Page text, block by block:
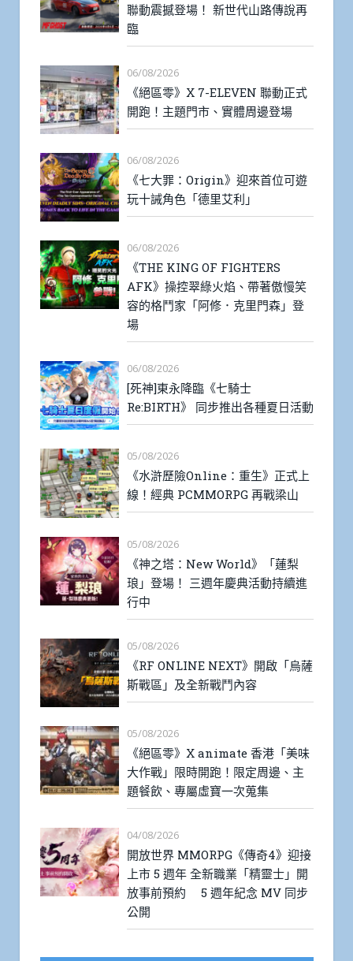
聯動震撼登場！ 新世代山路傳說再
臨
06/08/2026
《絕區零》X 7-ELEVEN 聯動正式
開跑！主題門市、實體周邊登場
06/08/2026
《七大罪：Origin》迎來首位可遊
玩十誡角色「德里艾利」
06/08/2026
《THE KING OF FIGHTERS
AFK》操控翠綠火焰、帶著傲慢笑
容的格鬥家「阿修．克里門森」登
場
06/08/2026
[死神]東永降臨《七騎士
Re:BIRTH》 同步推出各種夏日活動
05/08/2026
《水滸歷險Online：重生》正式上
線！經典 PCMMORPG 再戰梁山
05/08/2026
《神之塔：New World》「蓮梨
琅」登場！ 三週年慶典活動持續進
行中
05/08/2026
《RF ONLINE NEXT》開啟「烏薩
斯戰區」及全新戰鬥內容
05/08/2026
《絕區零》X animate 香港「美味
大作戰」限時開跑！限定周邊、主
題餐飲、專屬虛寶一次蒐集
04/08/2026
開放世界 MMORPG《傳奇4》迎接
上市 5 週年 全新職業「精靈士」開
放事前預約 5 週年紀念 MV 同步
公開